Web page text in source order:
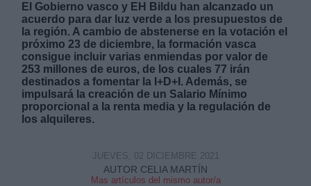
El Gobierno vasco y EH Bildu han alcanzado un
acuerdo para dar luz verde a los presupuestos de
la región. A cambio de abstenerse en la votación el
próximo 23 de diciembre, la formación vasca
consigue incluir varias enmiendas por valor de
253 millones de euros, de los cuales 77 irán
destinados a fomentar la I+D+I. Además, se
impulsará la creación de un Salario Mínimo
proporcional a la renta media y la regulación de
los alquileres.
AUTOR CELIA MARTÍN
Mas artículos del mismo autor/a
JUEVES, 02 DICIEMBRE 2021
Derechos:
link
Información adicional